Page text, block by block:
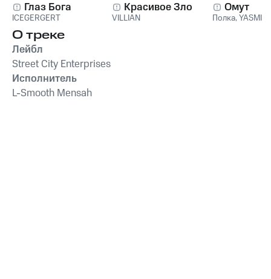
Глаз Бога
ICEGERGERT
Красивое Зло
VILLIAN
Омут
Полка,YASMI
О треке
Лейбл
Street City Enterprises
Исполнитель
L-Smooth Mensah